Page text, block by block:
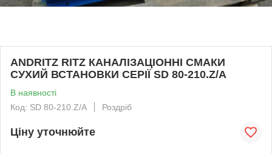
ANDRITZ RITZ КАНАЛІЗАЦІОННІ СМАКИ
СУХИЙ ВСТАНОВКИ СЕРІЇ SD 80-210.Z/A
В наявності
Код: SD 80-210.Z/A
Роздріб
Ціну уточнюйте